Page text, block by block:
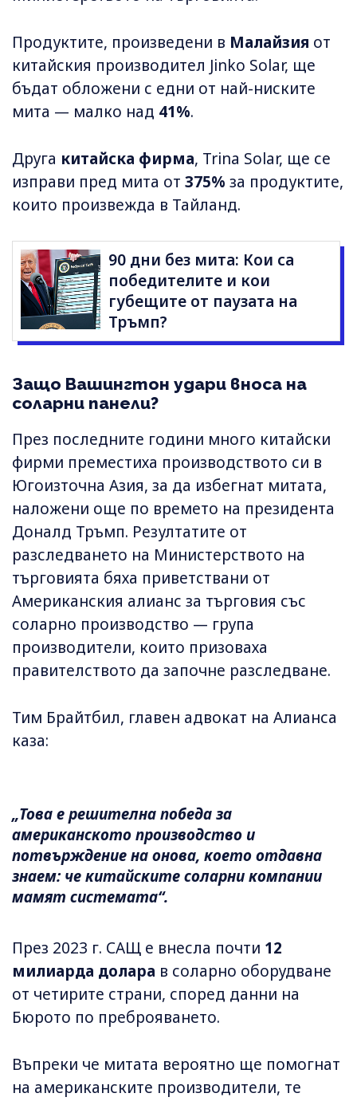
Продуктите, произведени в Малайзия от
китайския производител Jinko Solar, ще
бъдат обложени с едни от най-ниските
мита — малко над 41%.
Друга китайска фирма, Trina Solar, ще се
изправи пред мита от 375% за продуктите,
които произвежда в Тайланд.
90 дни без мита: Кои са
победителите и кои
губещите от паузата на
Тръмп?
Защо Вашингтон удари вноса на
соларни панели?
През последните години много китайски
фирми преместиха производството си в
Югоизточна Азия, за да избегнат митата,
наложени още по времето на президента
Доналд Тръмп. Резултатите от
разследването на Министерството на
търговията бяха приветствани от
Американския алианс за търговия със
соларно производство — група
производители, които призоваха
правителството да започне разследване.
Тим Брайтбил, главен адвокат на Алианса
каза:
„Това е решителна победа за
американското производство и
потвърждение на онова, което отдавна
знаем: че китайските соларни компании
мамят системата“.
През 2023 г. САЩ е внесла почти 12
милиарда долара в соларно оборудване
от четирите страни, според данни на
Бюрото по преброяването.
Въпреки че митата вероятно ще помогнат
на американските производители, те